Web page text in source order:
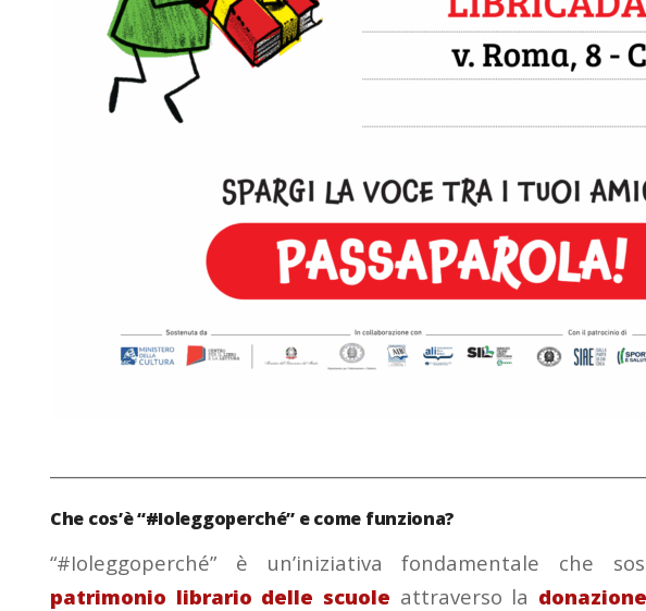
Che cos’è “#Ioleggoperché” e come funziona?
“#Ioleggoperché” è un’iniziativa fondamentale che
patrimonio librario delle scuole attraverso la